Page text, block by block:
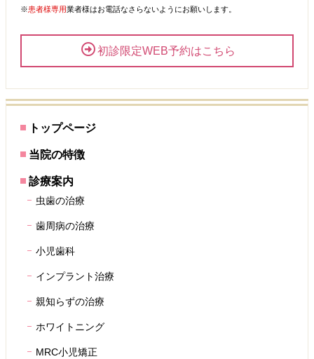
※患者様専用業者様はお電話なさらないようにお願いします。
初診限定WEB予約はこちら
トップページ
当院の特徴
診療案内
虫歯の治療
歯周病の治療
小児歯科
インプラント治療
親知らずの治療
ホワイトニング
MRC小児矯正